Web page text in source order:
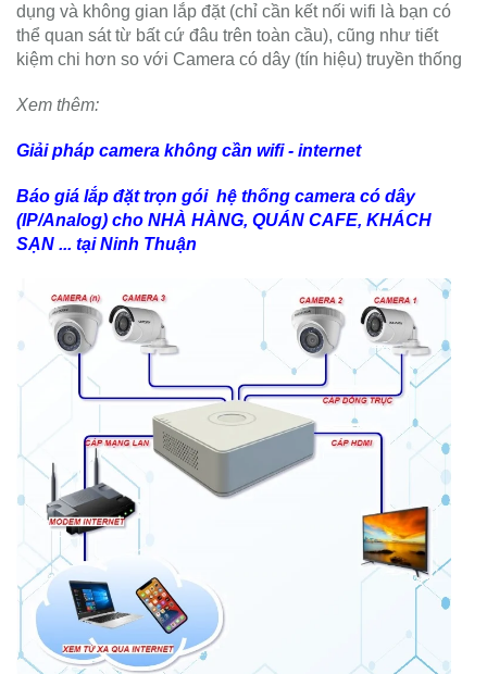
dụng và không gian lắp đặt (chỉ cần kết nối wifi là bạn có
thể quan sát từ bất cứ đâu trên toàn cầu), cũng như tiết
kiệm chi hơn so với Camera có dây (tín hiệu) truyền thống
Xem thêm:
Giải pháp camera không cần wifi - internet
Báo giá lắp đặt trọn gói hệ thống camera có dây
(IP/Analog) cho NHÀ HÀNG, QUÁN CAFE, KHÁCH
SẠN ... tại Ninh Thuận